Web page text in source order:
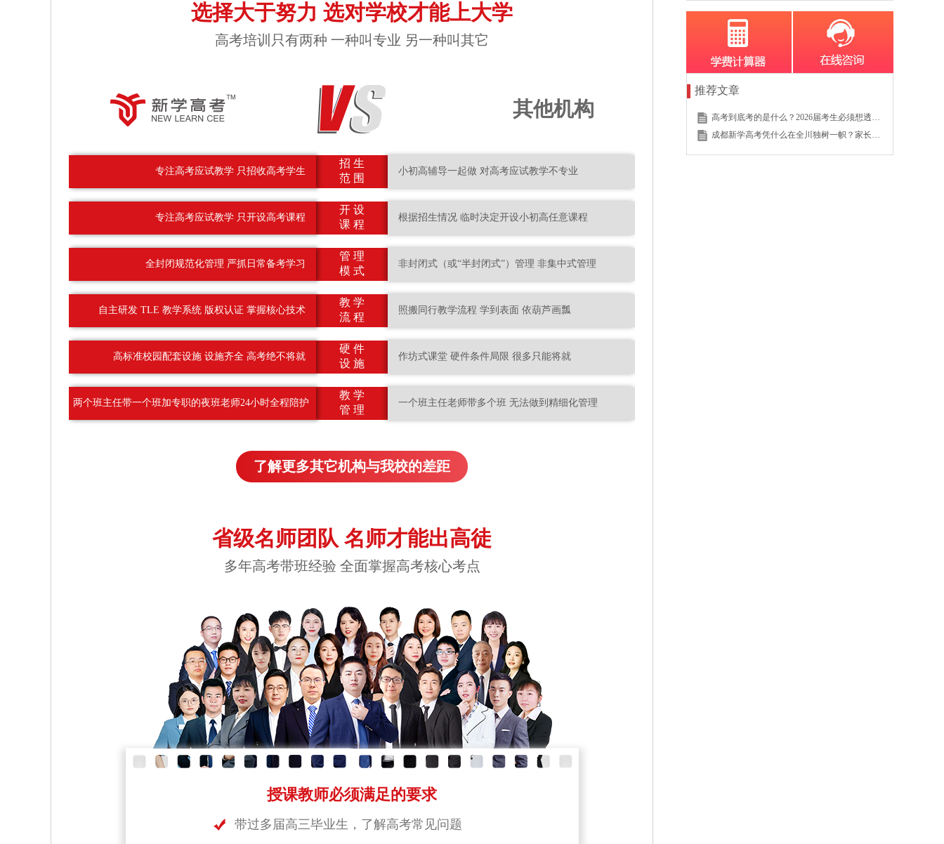
选择大于努力 选对学校才能上大学
高考培训只有两种 一种叫专业 另一种叫其它
其他机构
专注高考应试教学 只招收高考学生
专注高考应试教学 只开设高考课程
全封闭规范化管理 严抓日常备考学习
自主研发 TLE 教学系统 版权认证 掌握核心技术
高标准校园配套设施 设施齐全 高考绝不将就
两个班主任带一个班加专职的夜班老师24小时全程陪护
招 生
范 围
开 设
课 程
管 理
模 式
教 学
流 程
硬 件
设 施
教 学
管 理
小初高辅导一起做 对高考应试教学不专业
根据招生情况 临时决定开设小初高任意课程
非封闭式（或“半封闭式”）管理 非集中式管理
照搬同行教学流程 学到表面 依葫芦画瓢
作坊式课堂 硬件条件局限 很多只能将就
一个班主任老师带多个班 无法做到精细化管理
了解更多其它机构与我校的差距
省级名师团队 名师才能出高徒
多年高考带班经验 全面掌握高考核心考点
授课教师必须满足的要求
带过多届高三毕业生，了解高考常见问题
推荐文章
高考到底考的是什么？2026届考生必须想透的这个底层逻辑
成都新学高考凭什么在全川独树一帜？家长的真实选择说明一切